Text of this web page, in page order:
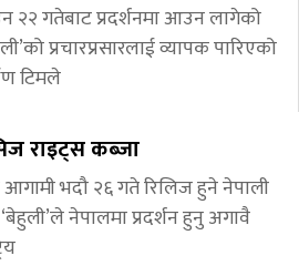
२२ गतेबाट प्रदर्शनमा आउन लागेको
प्रचारप्रसारलाई व्यापक पारिएको
टिमले
राइट्स कब्जा
भदौ २६ गते रिलिज हुने नेपाली
नेपालमा प्रदर्शन हुनु अगावै